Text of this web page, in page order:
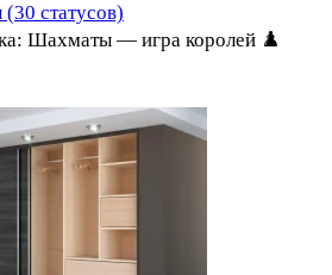
статусов)
Шахматы — игра королей ♟️